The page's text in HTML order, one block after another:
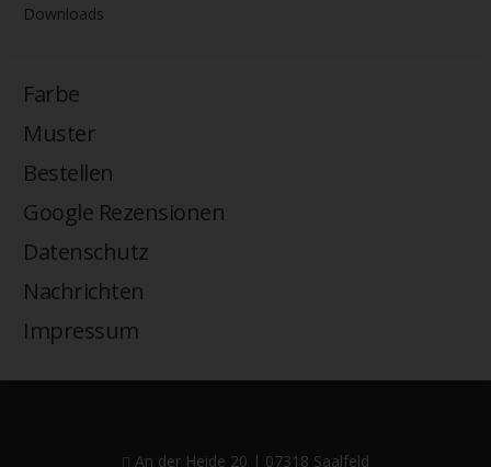
Downloads
Farbe
Muster
Bestellen
Google Rezensionen
Datenschutz
Nachrichten
Impressum
An der Heide 20 | 07318 Saalfeld